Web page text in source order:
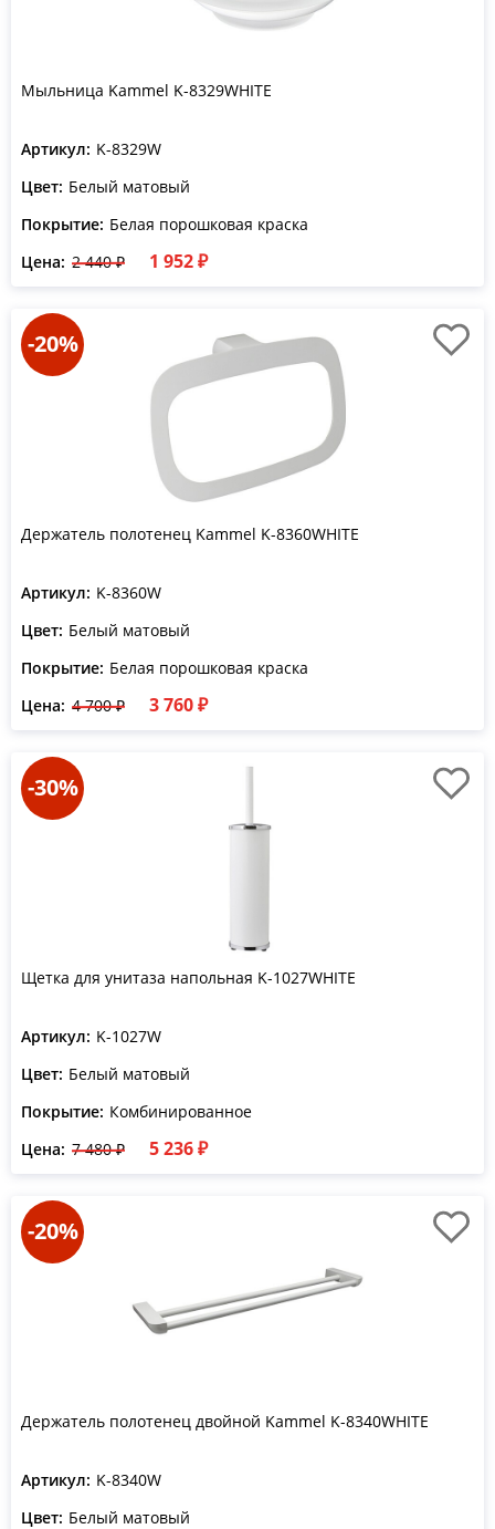
Мыльница Kammel K-8329WHITE
Артикул: K-8329W
Цвет: Белый матовый
Покрытие: Белая порошковая краска
Цена: 2 440 ₽ 1 952 ₽
-20%
Держатель полотенец Kammel K-8360WHITE
Артикул: K-8360W
Цвет: Белый матовый
Покрытие: Белая порошковая краска
Цена: 4 700 ₽ 3 760 ₽
-30%
Щетка для унитаза напольная K-1027WHITE
Артикул: K-1027W
Цвет: Белый матовый
Покрытие: Комбинированное
Цена: 7 480 ₽ 5 236 ₽
-20%
Держатель полотенец двойной Kammel K-8340WHITE
Артикул: K-8340W
Цвет: Белый матовый